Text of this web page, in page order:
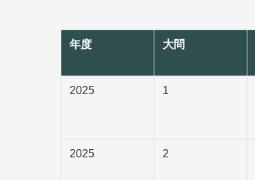
年度 大問
2025 1
2025 2